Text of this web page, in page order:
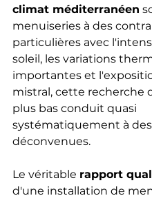
climat méditerranéen
menuiseries à des
particulières avec
soleil, les variations
importantes et
mistral, cette recherche
plus bas conduit quasi
systématiquement à des
déconvenues.
Le véritable rapport
d'une installation de